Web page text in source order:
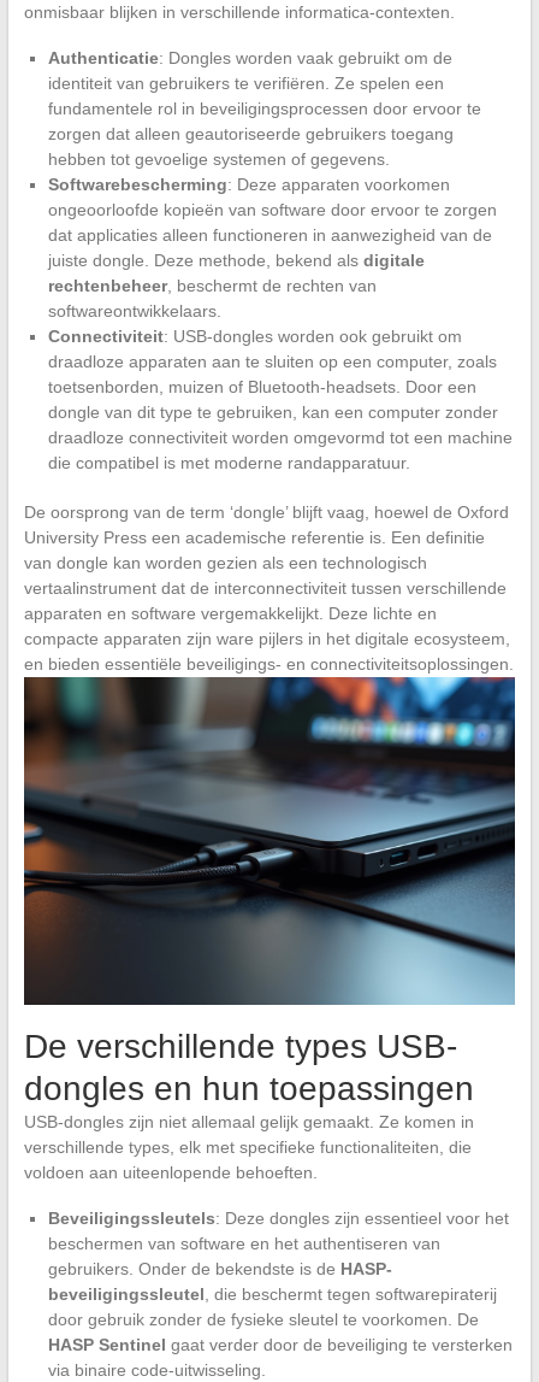
onmisbaar blijken in verschillende informatica-contexten.
Authenticatie: Dongles worden vaak gebruikt om de
identiteit van gebruikers te verifiëren. Ze spelen een
fundamentele rol in beveiligingsprocessen door ervoor te
zorgen dat alleen geautoriseerde gebruikers toegang
hebben tot gevoelige systemen of gegevens.
Softwarebescherming: Deze apparaten voorkomen
ongeoorloofde kopieën van software door ervoor te zorgen
dat applicaties alleen functioneren in aanwezigheid van de
juiste dongle. Deze methode, bekend als digitale
rechtenbeheer, beschermt de rechten van
softwareontwikkelaars.
Connectiviteit: USB-dongles worden ook gebruikt om
draadloze apparaten aan te sluiten op een computer, zoals
toetsenborden, muizen of Bluetooth-headsets. Door een
dongle van dit type te gebruiken, kan een computer zonder
draadloze connectiviteit worden omgevormd tot een machine
die compatibel is met moderne randapparatuur.
De oorsprong van de term ‘dongle’ blijft vaag, hoewel de Oxford
University Press een academische referentie is. Een definitie
van dongle kan worden gezien als een technologisch
vertaalinstrument dat de interconnectiviteit tussen verschillende
apparaten en software vergemakkelijkt. Deze lichte en
compacte apparaten zijn ware pijlers in het digitale ecosysteem,
en bieden essentiële beveiligings- en connectiviteitsoplossingen.
De verschillende types USB-
dongles en hun toepassingen
USB-dongles zijn niet allemaal gelijk gemaakt. Ze komen in
verschillende types, elk met specifieke functionaliteiten, die
voldoen aan uiteenlopende behoeften.
Beveiligingssleutels: Deze dongles zijn essentieel voor het
beschermen van software en het authentiseren van
gebruikers. Onder de bekendste is de HASP-
beveiligingssleutel , die beschermt tegen softwarepiraterij
door gebruik zonder de fysieke sleutel te voorkomen. De
HASP Sentinel gaat verder door de beveiliging te versterken
via binaire code-uitwisseling.